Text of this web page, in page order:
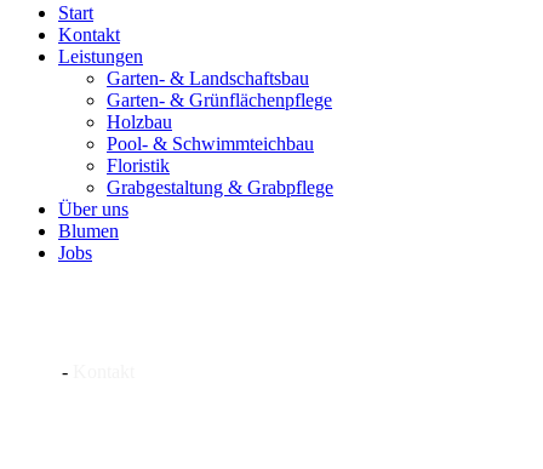
Start
Kontakt
Leistungen
Garten- & Landschaftsbau
Garten- & Grünflächenpflege
Holzbau
Pool- & Schwimmteichbau
Floristik
Grabgestaltung & Grabpflege
Über uns
Blumen
Jobs
-